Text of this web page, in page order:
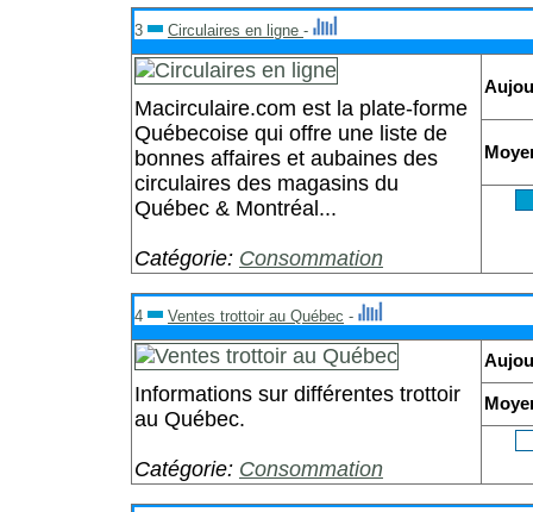
3 Circulaires en ligne -
Macirculaire.com est la plate-forme
Québecoise qui offre une liste de
bonnes affaires et aubaines des
circulaires des magasins du
Québec & Montréal...
Catégorie: Consommation
4 Ventes trottoir au Québec -
Informations sur différentes trottoir
au Québec.
Catégorie: Consommation